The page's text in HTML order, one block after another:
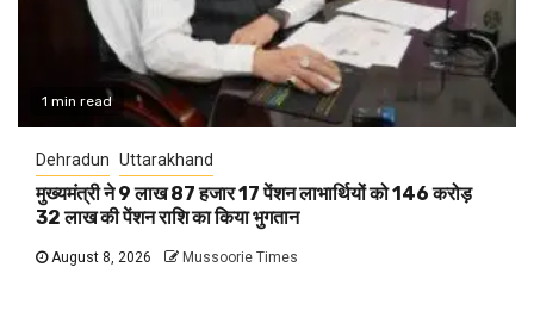
1 min read
Dehradun Uttarakhand
मुख्यमंत्री ने 9 लाख 87 हजार 17 पेंशन लाभार्थियों को 146 करोड़
32 लाख की पेंशन राशि का किया भुगतान
August 8, 2026 Mussoorie Times